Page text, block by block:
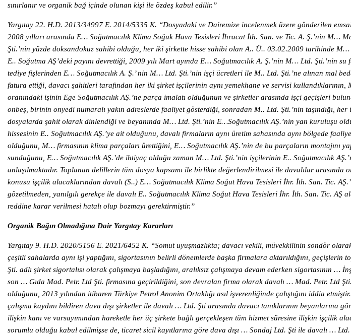
sınırlanır ve organik bağ içinde olunan kişi ile özdeş kabul edilir.”
Yargıtay 22. H.D. 2013/34997 E. 2014/5335 K. “Dosyadaki ve Dairemize incelenmek üzere gönderilen
2008 yılları arasında E… Soğutmacılık Klima Soğuk Hava Tesisleri İhracat İth. San. ve Tic. A. Ş.’nin M…
Şti.’nin yüzde doksandokuz sahibi olduğu, her iki şirkette hisse sahibi olan A.. Ü.. 03.02.2009 tarihinde M…
E.. Soğutma AŞ’deki payını devrettiği, 2009 yılı Mart ayında E… Soğutmacılık A. Ş.’nin M… Ltd. Şti.’nin su
tediye fişlerinden E… Soğutmacılık A. Ş.’ nin M… Ltd. Şti.’nin işçi ücretleri ile M.. Ltd. Şti.’ne alınan mal
fatura ettiği, davacı şahitleri tarafından her iki şirket işçilerinin aynı yemekhane ve servisi kullandıklarının,
oranındaki işinin Ege Soğutmacılık AŞ.’ne parça imalatı olduğunun ve şirketler arasında işçi geçişleri
onbeş, birinin onyedi numaralı yakın adreslerde faaliyet gösterdiği, sonradan M.. Ltd. Şti.’nin taşındığı,
dosyalarda şahit olarak dinlendiği ve beyanında M… Ltd. Şti.’nin E…Soğutmacılık AŞ.’nin yan kuruluşu
hissesinin E.. Soğutmacılık AŞ.’ye ait olduğunu, davalı firmaların aynı üretim sahasında aynı bölgede
olduğunu, M… firmasının klima parçaları ürettiğini, E… Soğutmacılık AŞ.’nin de bu parçaların montajını
sunduğunu, E… Soğutmacılık AŞ.’de ihtiyaç olduğu zaman M… Ltd. Şti.’nin işçilerinin E.. Soğutmacılık
anlaşılmaktadır. Toplanan delillerin tüm dosya kapsamı ile birlikte değerlendirilmesi ile davalılar arasında
konusu işçilik alacaklarından davalı (S..) E… Soğutmacılık Klima Soğut Hava Tesisleri İhr. İth. San. Tic.
gözetilmeden, yanılgılı gerekçe ile davalı E.. Soğutmacılık Klima Soğut Hava Tesisleri İhr. İth. San. Tic. AŞ
reddine karar verilmesi hatalı olup bozmayı gerektirmiştir.”
Organik Bağın Olmadığına Dair Yargıtay Kararları
Yargıtay 9. H.D. 2020/5156 E. 2021/6452 K. “Somut uyuşmazlıkta; davacı vekili, müvekkilinin sondör
çeşitli sahalarda aynı işi yaptığını, sigortasının belirli dönemlerde başka firmalara aktarıldığını, geçişlerin
Şti. adlı şirket sigortalısı olarak çalışmaya başladığını, aralıksız çalışmaya devam ederken sigortasının
son … Gıda Mad. Petr. Ltd Şti. firmasına geçirildiğini, son devralan firma olarak davalı … Mad. Petr. Ltd
olduğunu, 2013 yılından itibaren Türkiye Petrol Anonim Ortaklığı asıl işverenliğinde çalıştığını iddia
çalışma kaydını bildiren dava dışı şirketler ile davalı … Ltd. Şti arasında davacı tanıklarının beyanlarına
ilişkin kanı ve varsayımından hareketle her üç şirkete bağlı gerçekleşen tüm hizmet süresine ilişkin işçilik
sorumlu olduğu kabul edilmişse de, ticaret sicil kayıtlarına göre dava dışı … Sondaj Ltd. Şti ile davalı …